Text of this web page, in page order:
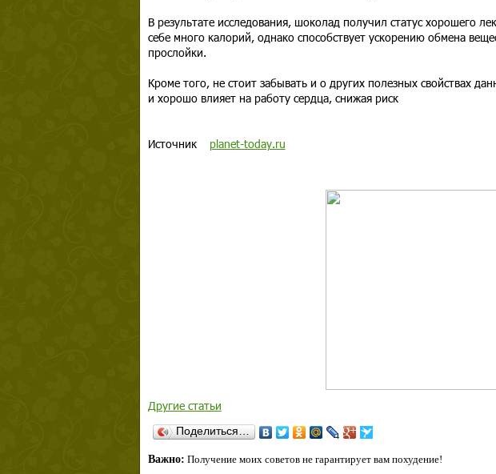
В результате исследования, шоколад получил статус хорошего
себе много калорий, однако способствует ускорению обмена
прослойки.
Кроме того, не стоит забывать и о других полезных свойствах
и хорошо влияет на работу сердца, снижая риск
Источник planet-today.ru
Другие статьи
Поделиться…
Важно: Получение моих советов не гарантирует вам похудение!